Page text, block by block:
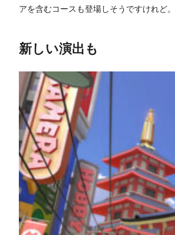
アを含むコースも登場しそうですけれど。
新しい演出も